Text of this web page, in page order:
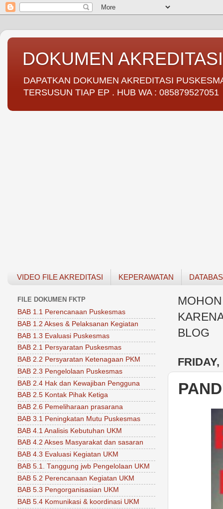
DOKUMEN
DAPATKAN DOKUMEN AKREDITASI
TERSUSUN TIAP EP . HUB WA : 085879527051
VIDEO FILE AKREDITASI KEPERAWATAN
BLOG
FILE DOKUMEN FKTP
BAB 1.1 Perencanaan Puskesmas
BAB 1.2 Akses & Pelaksanan Kegiatan
BAB 1.3 Evaluasi Puskesmas
BAB 2.1 Persyaratan Puskesmas
BAB 2.2 Persyaratan Ketenagaan PKM
BAB 2.3 Pengelolaan Puskesmas
BAB 2.4 Hak dan Kewajiban Pengguna
BAB 2.5 Kontak Pihak Ketiga
BAB 2.6 Pemeliharaan prasarana
BAB 3.1 Peningkatan Mutu Puskesmas
BAB 4.1 Analisis Kebutuhan UKM
BAB 4.2 Akses Masyarakat dan sasaran
BAB 4.3 Evaluasi Kegiatan UKM
BAB 5.1. Tanggung jwb Pengelolaan UKM
BAB 5.2 Perencanaan Kegiatan UKM
BAB 5.3 Pengorganisasian UKM
BAB 5.4 Komunikasi & koordinasi UKM